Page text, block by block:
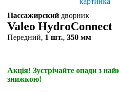
Пассажирский дворник
Valeo HydroConnect
Передний, 1 шт., 350 мм
Акція! Зустрічайте опади з
знижкою!